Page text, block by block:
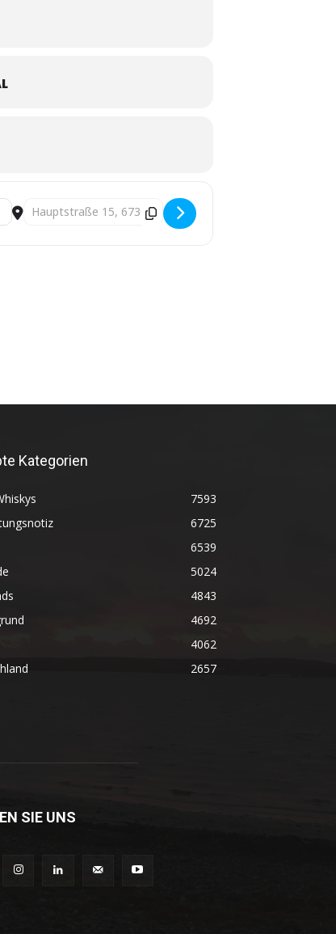
Destination Address - Whisky Palatina [YTkxRXMSI]
Kategorien
7593
6725
6539
5024
4843
4692
4062
2657
SIE UNS